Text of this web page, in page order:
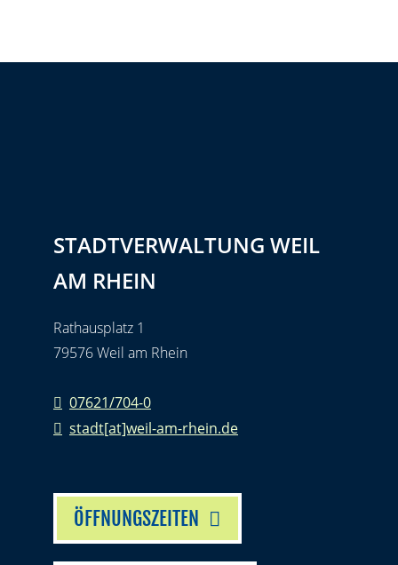
STADTVERWALTUNG WEIL
AM RHEIN
Rathausplatz 1
79576 Weil am Rhein
07621/704-0
stadt[at]weil-am-rhein.de
ÖFFNUNGSZEITEN